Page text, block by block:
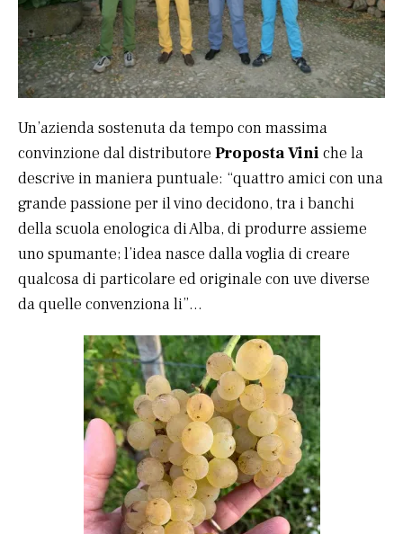
Un’azienda sostenuta da tempo con massima
convinzione dal distributore Proposta Vini che la
descrive in maniera puntuale: “quattro amici con una
grande passione per il vino decidono, tra i banchi
della scuola enologica di Alba, di produrre assieme
uno spumante; l’idea nasce dalla voglia di creare
qualcosa di particolare ed originale con uve diverse
da quelle convenziona li”…